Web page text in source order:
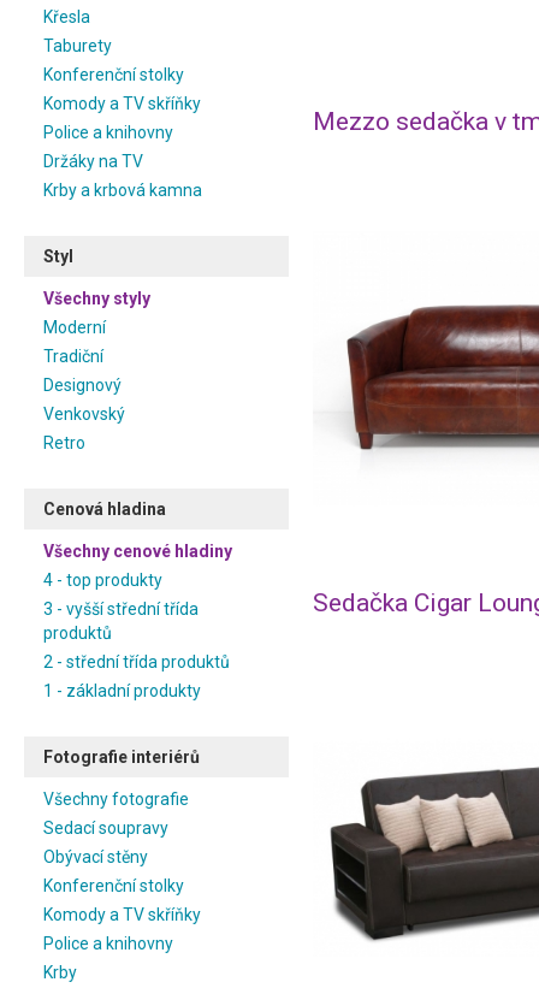
Křesla
Taburety
Konferenční stolky
Komody a TV skříňky
Police a knihovny
Držáky na TV
Krby a krbová kamna
Styl
Všechny styly
Moderní
Tradiční
Designový
Venkovský
Retro
Cenová hladina
Všechny cenové hladiny
4 - top produkty
3 - vyšší střední třída
produktů
2 - střední třída produktů
1 - základní produkty
Fotografie interiérů
Všechny fotografie
Sedací soupravy
Obývací stěny
Konferenční stolky
Komody a TV skříňky
Police a knihovny
Krby
Mezzo sedačka v
Sedačka Cigar